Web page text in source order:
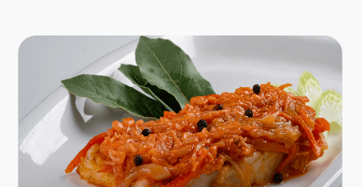
Рыба под маринадом